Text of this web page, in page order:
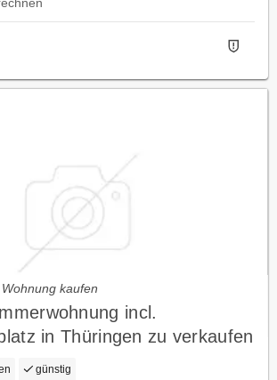
kaufen
incl.
in Thüringen zu verkaufen
günstig